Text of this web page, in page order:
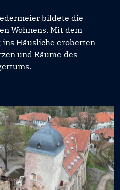
bildete die
Wohnens. Mit dem
Häusliche eroberten
und Räume des